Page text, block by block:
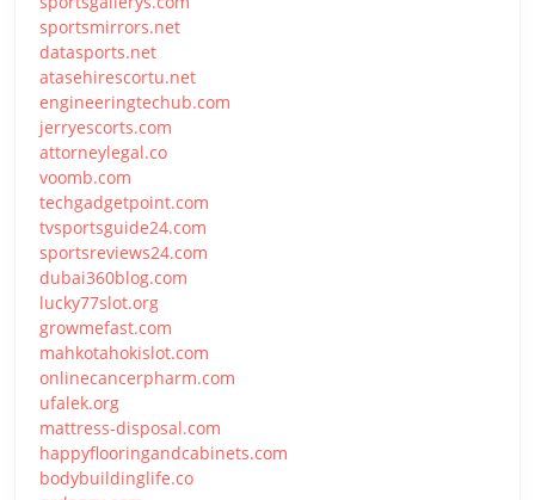
sportsmirrors.net
datasports.net
atasehirescortu.net
engineeringtechub.com
jerryescorts.com
attorneylegal.co
voomb.com
techgadgetpoint.com
tvsportsguide24.com
sportsreviews24.com
dubai360blog.com
lucky77slot.org
growmefast.com
mahkotahokislot.com
onlinecancerpharm.com
ufalek.org
mattress-disposal.com
happyflooringandcabinets.com
bodybuildinglife.co